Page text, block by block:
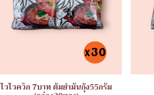
ไวไวควิก 7บาท ต้มยำมันกุ้ง55กรัม